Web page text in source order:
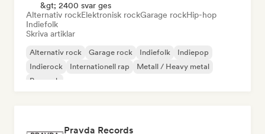
&gt; 2400 svar ges
Alternativ rockElektronisk rockGarage rockHip-hop
Indiefolk
Skriva artiklar
Alternativ rock Garage rock Indiefolk
Indiepop
Indierock
Internationell rap
Metall / Heavy metal
Poprock
Pravda Records